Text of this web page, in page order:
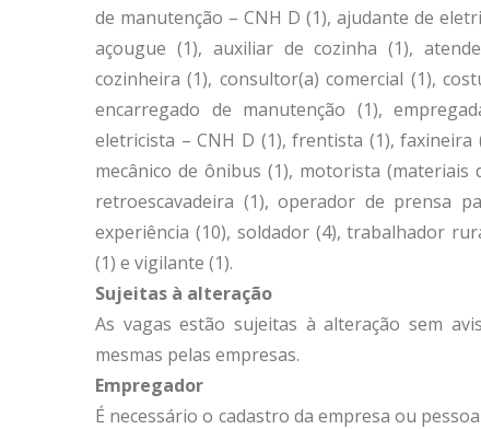
de manutenção – CNH D (1), ajudante de
açougue (1), auxiliar de cozinha (1),
cozinheira (1), consultor(a) comercial (1),
encarregado de manutenção (1),
eletricista – CNH D (1), frentista (1), faxineira
mecânico de ônibus (1), motorista
retroescavadeira (1), operador de prensa
experiência (10), soldador (4), trabalhador
(1) e vigilante (1).
Sujeitas à alteração
As vagas estão sujeitas à alteração sem
mesmas pelas empresas.
Empregador
É necessário o cadastro da empresa ou